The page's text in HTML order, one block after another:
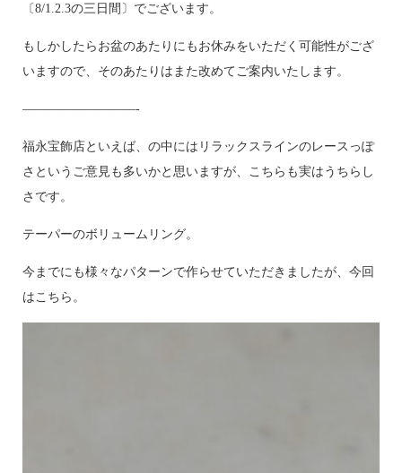
〔8/1.2.3の三日間〕でございます。
もしかしたらお盆のあたりにもお休みをいただく可能性がござ
いますので、そのあたりはまた改めてご案内いたします。
—————————-
福永宝飾店といえば、の中にはリラックスラインのレースっぽ
さというご意見も多いかと思いますが、こちらも実はうちらし
さです。
テーパーのボリュームリング。
今までにも様々なパターンで作らせていただきましたが、今回
はこちら。